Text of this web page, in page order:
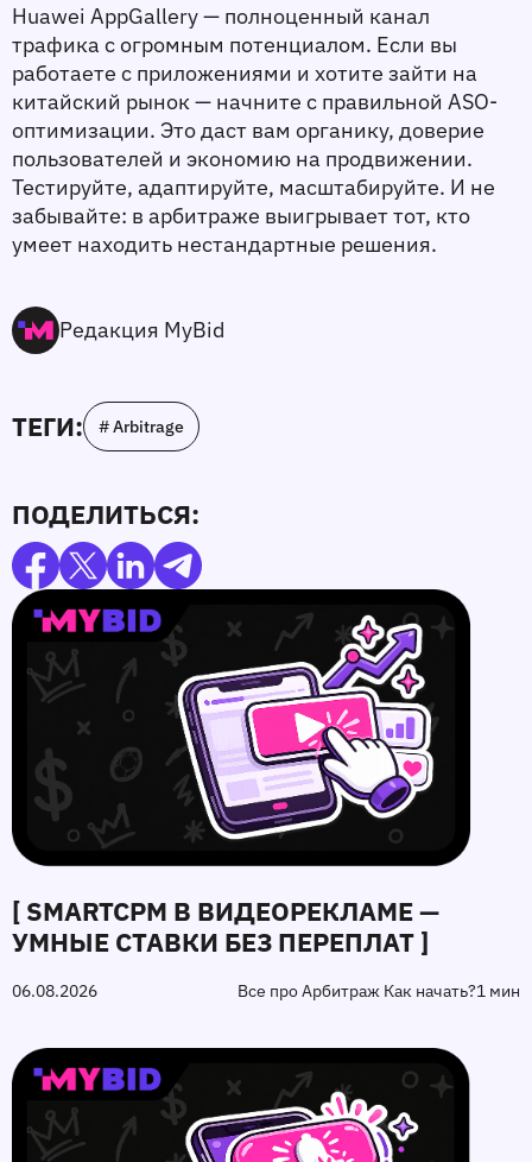
Huawei AppGallery — полноценный канал
трафика с огромным потенциалом. Если вы
работаете с приложениями и хотите зайти на
китайский рынок — начните с правильной ASO-
оптимизации. Это даст вам органику, доверие
пользователей и экономию на продвижении.
Тестируйте, адаптируйте, масштабируйте. И не
забывайте: в арбитраже выигрывает тот, кто
умеет находить нестандартные решения.
Редакция MyBid
ТЕГИ: # Arbitrage
ПОДЕЛИТЬСЯ:
[ SMARTCPM В ВИДЕОРЕКЛАМЕ —
УМНЫЕ СТАВКИ БЕЗ ПЕРЕПЛАТ ]
06.08.2026 Все про Арбитраж Как начать?1 мин